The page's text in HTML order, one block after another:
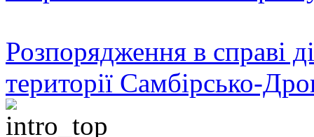
Розпорядження в справі
території Самбірсько-